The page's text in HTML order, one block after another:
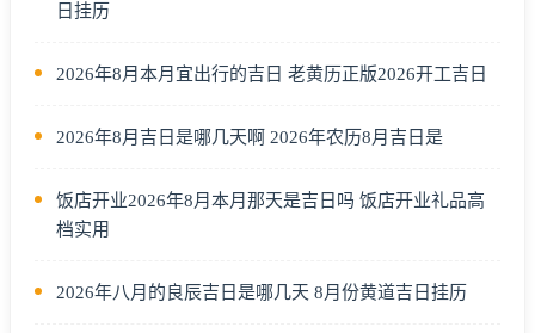
日挂历
2026年8月本月宜出行的吉日 老黄历正版2026开工吉日
2026年8月吉日是哪几天啊 2026年农历8月吉日是
饭店开业2026年8月本月那天是吉日吗 饭店开业礼品高
档实用
2026年八月的良辰吉日是哪几天 8月份黄道吉日挂历